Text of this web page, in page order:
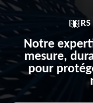
Notre
mesure,
pour